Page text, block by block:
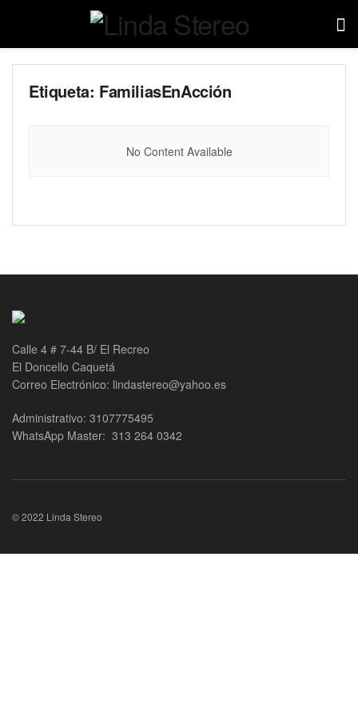
Etiqueta: FamiliasEnAcción
No Content Available
Calle 4 # 7-44 B/ El Recreo
El Doncello Caquetá
Correo Electrónico: lindastereo@yahoo.es
Administrativo: 3107775495
WhatsApp Master: 313 264 0342
© 2022 Linda Stereo